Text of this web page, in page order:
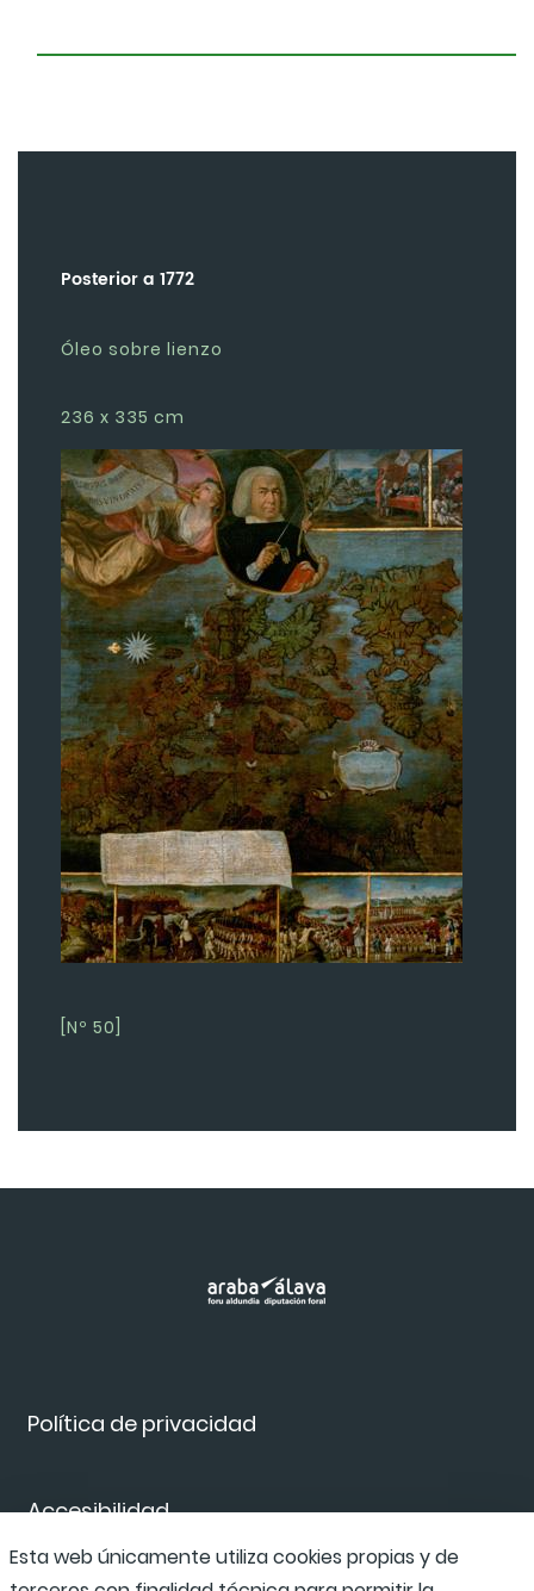
Posterior a 1772
Óleo sobre lienzo
236 x 335 cm
[Nº 50]
Política de privacidad
Accesibilidad
Esta web únicamente utiliza cookies propias y de